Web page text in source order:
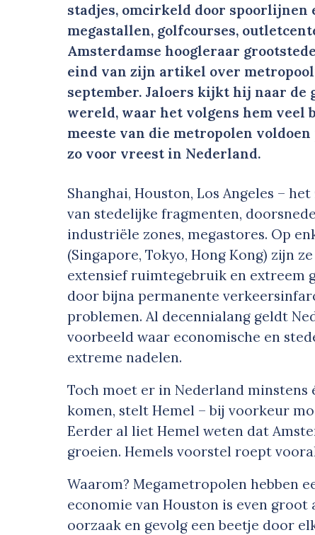
stadjes, omcirkeld door spoorlijnen
megastallen, golfcourses,
Amsterdamse hoogleraar
eind van zijn artikel over
september. Jaloers kijkt hij naar de
wereld, waar het volgens hem veel
meeste van die metropolen
zo voor vreest in Nederland.
Shanghai, Houston, Los Angeles –
van stedelijke fragmenten,
industriële zones, megastores. Op
(Singapore, Tokyo, Hong Kong) zijn
extensief ruimtegebruik en extreem
door bijna permanente
problemen. Al decennialang geldt
voorbeeld waar economische en
extreme nadelen.
Toch moet er in Nederland
komen, stelt Hemel – bij voorkeur
Eerder al liet Hemel weten dat
groeien. Hemels voorstel roept
Waarom? Megametropolen hebben
economie van Houston is even
oorzaak en gevolg een beetje door